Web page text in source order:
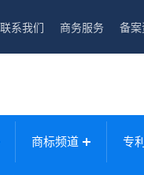
联系我们 商务服务 备
商标频道 专